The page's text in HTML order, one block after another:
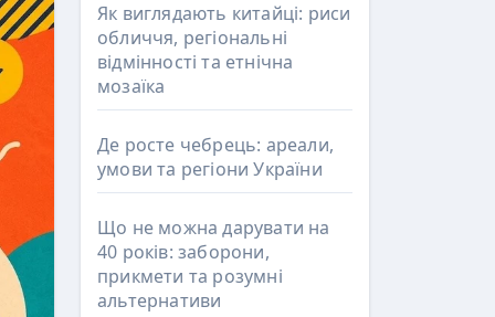
Як виглядають китайці: риси
обличчя, регіональні
відмінності та етнічна
мозаїка
Де росте чебрець: ареали,
умови та регіони України
Що не можна дарувати на
40 років: заборони,
прикмети та розумні
альтернативи